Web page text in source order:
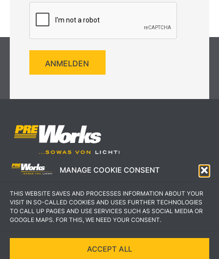
MANAGE COOKIE CONSENT
THIS WEBSITE SAVES AND PROCESSES INFORMATION ABOUT YOUR
VISIT IN SO-CALLED COOKIES AND USES FURTHER TECHNOLOGIES
TO CALL UP PAGES AND USE SERVICES SUCH AS SOCIAL MEDIA OR
GOOGLE MAPS. FOR THIS, WE NEED YOUR CONSENT.
ACCEPT ALL
ANMELDEN
DATENSCHUTZERKLÄRUNG
KONTAKT